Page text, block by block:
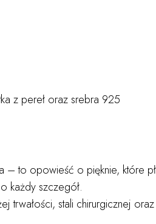
– to opowieść o pięknie, które
każdy szczegół.
trwałości, stali chirurgicznej